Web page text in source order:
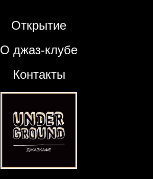
Открытие
О джаз-клубе
Контакты